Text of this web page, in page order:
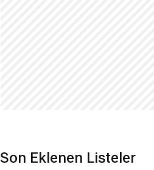
Son Eklenen Listeler